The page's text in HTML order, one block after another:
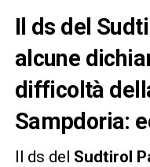
Il ds del
alcune
difficoltà
Sampdoria:
Il ds del Sudtirol